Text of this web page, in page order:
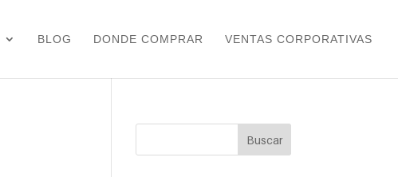
BLOG DONDE COMPRAR VENTAS CORPORATIVAS